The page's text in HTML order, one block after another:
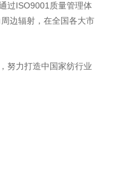
过ISO9001质量管理体
边辐射，在全国各大市
努力打造中国家纺行业